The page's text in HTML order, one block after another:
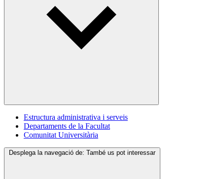
Estructura administrativa i serveis
Departaments de la Facultat
Comunitat Universitària
Desplega la navegació de: També us pot interessar